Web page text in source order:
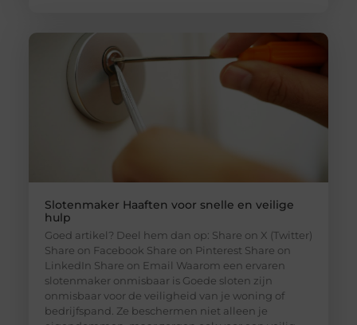
Slotenmaker Haaften voor snelle en veilige
hulp
Goed artikel? Deel hem dan op: Share on X (Twitter)
Share on Facebook Share on Pinterest Share on
LinkedIn Share on Email Waarom een ervaren
slotenmaker onmisbaar is Goede sloten zijn
onmisbaar voor de veiligheid van je woning of
bedrijfspand. Ze beschermen niet alleen je